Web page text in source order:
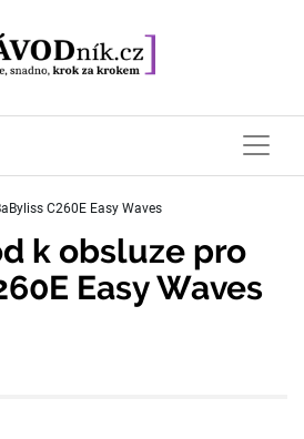
C260E Easy Waves
k obsluze pro
Easy Waves